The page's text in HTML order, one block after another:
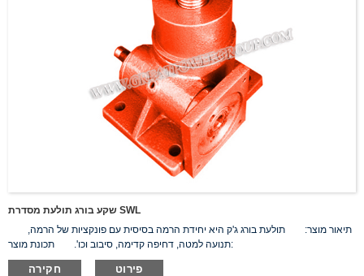
שקע בורג תולעת מסדרת SWL
תנועה למטה, דחיפה קדימה, סיבוב וכו'. תכונת מוצר:
חקירה פירוט